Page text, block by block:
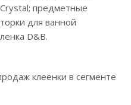
предметные
для ванной
D&B.
клеенки в сегменте